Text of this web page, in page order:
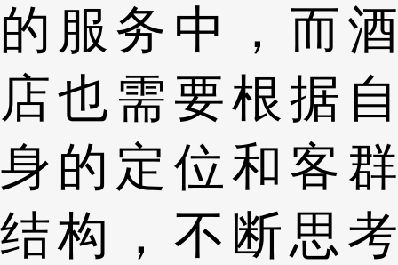
的服务中，而酒
店也需要根据自
身的定位和客群
结构，不断思考